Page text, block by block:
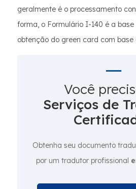
geralmente é o processamento
forma, o Formulário I-140 é a
obtenção do green card com base
Você
Serviços de
Obtenha seu documento
por um tradutor profissional